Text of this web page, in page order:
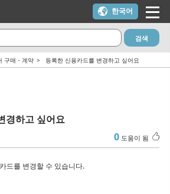
リケーションにおけるCubism Editorお
能対応について
임이 출력되지 않습니다
있나요?
가 정상적으로 기동, 동작하지 않습니다
지 않고 FREE 버전을 이용하고 싶다
이상에서 설치하려고 하면 경고가 표시돼
검색
구매・계약 등록한 신용카드를 변경하고 싶어요
경하고 싶어요
0 도움이 됨
드를 변경할 수 있습니다.
한국어